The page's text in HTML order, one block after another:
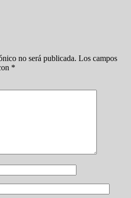
no será publicada. Los campos
*